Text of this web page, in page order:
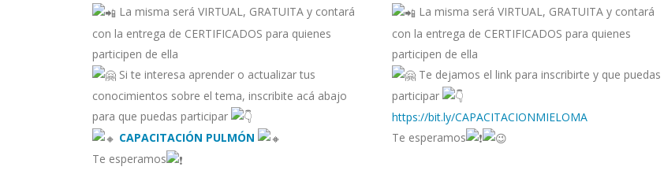
La misma será VIRTUAL, GRATUITA y contará
con la entrega de CERTIFICADOS para quienes
participen de ella
Si te interesa aprender o actualizar tus
conocimientos sobre el tema, inscribite acá abajo
para que puedas participar
CAPACITACIÓN PULMÓN
Te esperamos
La misma será VIRTUAL, GRATUITA y contará
con la entrega de CERTIFICADOS para quienes
participen de ella
Te dejamos el link para inscribirte y que puedas
participar
https://bit.ly/CAPACITACIONMIELOMA
Te esperamos